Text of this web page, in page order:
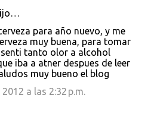
para año nuevo, y me
muy buena, para tomar
tanto olor a alcohol
iba a atner despues de leer
muy bueno el blog
a las 2:32 p.m.